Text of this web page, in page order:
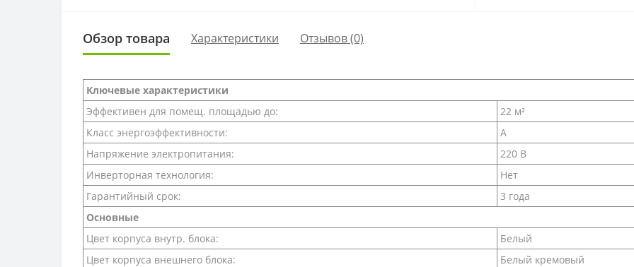
Обзор товара Характеристики Отзывов (0)
Ключевые характеристики
Эффективен для помещ. площадью до:
22 м²
Класс энергоэффективности:
A
Напряжение электропитания:
220 В
Инверторная технология:
Нет
Гарантийный срок:
3 года
Основные
Цвет корпуса внутр. блока:
Белый
Цвет корпуса внешнего блока:
Белый кремовый